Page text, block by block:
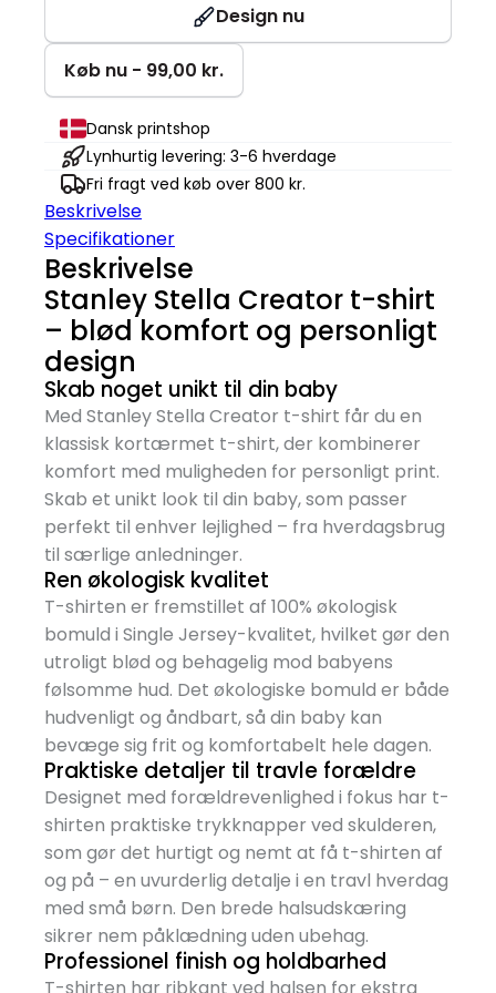
antal
Design nu
Køb nu - 99,00 kr.
Dansk printshop
Lynhurtig levering: 3-6 hverdage
Fri fragt ved køb over 800 kr.
Beskrivelse
Specifikationer
Beskrivelse
Stanley Stella Creator t-shirt
– blød komfort og personligt
design
Skab noget unikt til din baby
Med Stanley Stella Creator t-shirt får du en
klassisk kortærmet t-shirt, der kombinerer
komfort med muligheden for personligt print.
Skab et unikt look til din baby, som passer
perfekt til enhver lejlighed – fra hverdagsbrug
til særlige anledninger.
Ren økologisk kvalitet
T-shirten er fremstillet af 100% økologisk
bomuld i Single Jersey-kvalitet, hvilket gør den
utroligt blød og behagelig mod babyens
følsomme hud. Det økologiske bomuld er både
hudvenligt og åndbart, så din baby kan
bevæge sig frit og komfortabelt hele dagen.
Praktiske detaljer til travle forældre
Designet med forældrevenlighed i fokus har t-
shirten praktiske trykknapper ved skulderen,
som gør det hurtigt og nemt at få t-shirten af
og på – en uvurderlig detalje i en travl hverdag
med små børn. Den brede halsudskæring
sikrer nem påklædning uden ubehag.
Professionel finish og holdbarhed